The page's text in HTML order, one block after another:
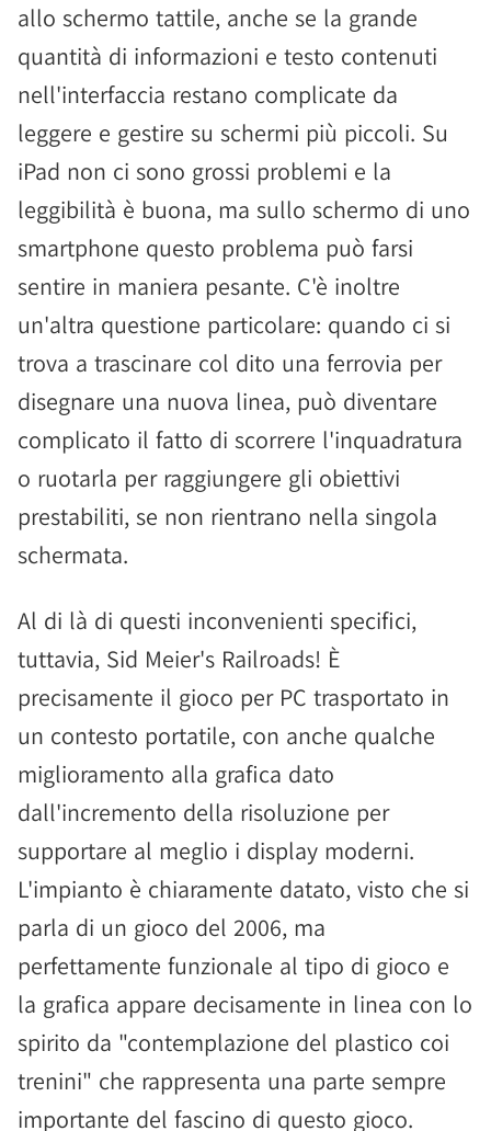
allo schermo tattile, anche se la grande
quantità di informazioni e testo contenuti
nell'interfaccia restano complicate da
leggere e gestire su schermi più piccoli. Su
iPad non ci sono grossi problemi e la
leggibilità è buona, ma sullo schermo di uno
smartphone questo problema può farsi
sentire in maniera pesante. C'è inoltre
un'altra questione particolare: quando ci si
trova a trascinare col dito una ferrovia per
disegnare una nuova linea, può diventare
complicato il fatto di scorrere l'inquadratura
o ruotarla per raggiungere gli obiettivi
prestabiliti, se non rientrano nella singola
schermata.
Al di là di questi inconvenienti specifici,
tuttavia, Sid Meier's Railroads! È
precisamente il gioco per PC trasportato in
un contesto portatile, con anche qualche
miglioramento alla grafica dato
dall'incremento della risoluzione per
supportare al meglio i display moderni.
L'impianto è chiaramente datato, visto che si
parla di un gioco del 2006, ma
perfettamente funzionale al tipo di gioco e
la grafica appare decisamente in linea con lo
spirito da "contemplazione del plastico coi
trenini" che rappresenta una parte sempre
importante del fascino di questo gioco.